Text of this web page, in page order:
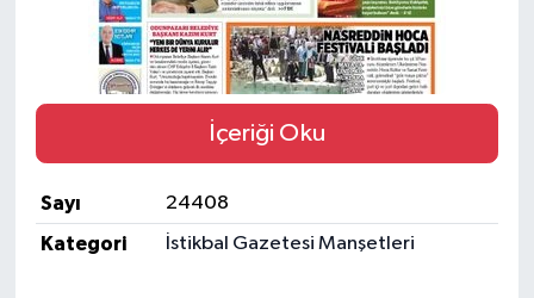
İçeriği Oku
Sayı
24408
Kategori
İstikbal Gazetesi Manşetleri